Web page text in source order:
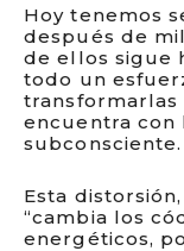
Hoy tenemos
después de
de ellos sigue
todo un
transformarlas
encuentra con
subconsciente.
Esta
“cambia los
energéticos,